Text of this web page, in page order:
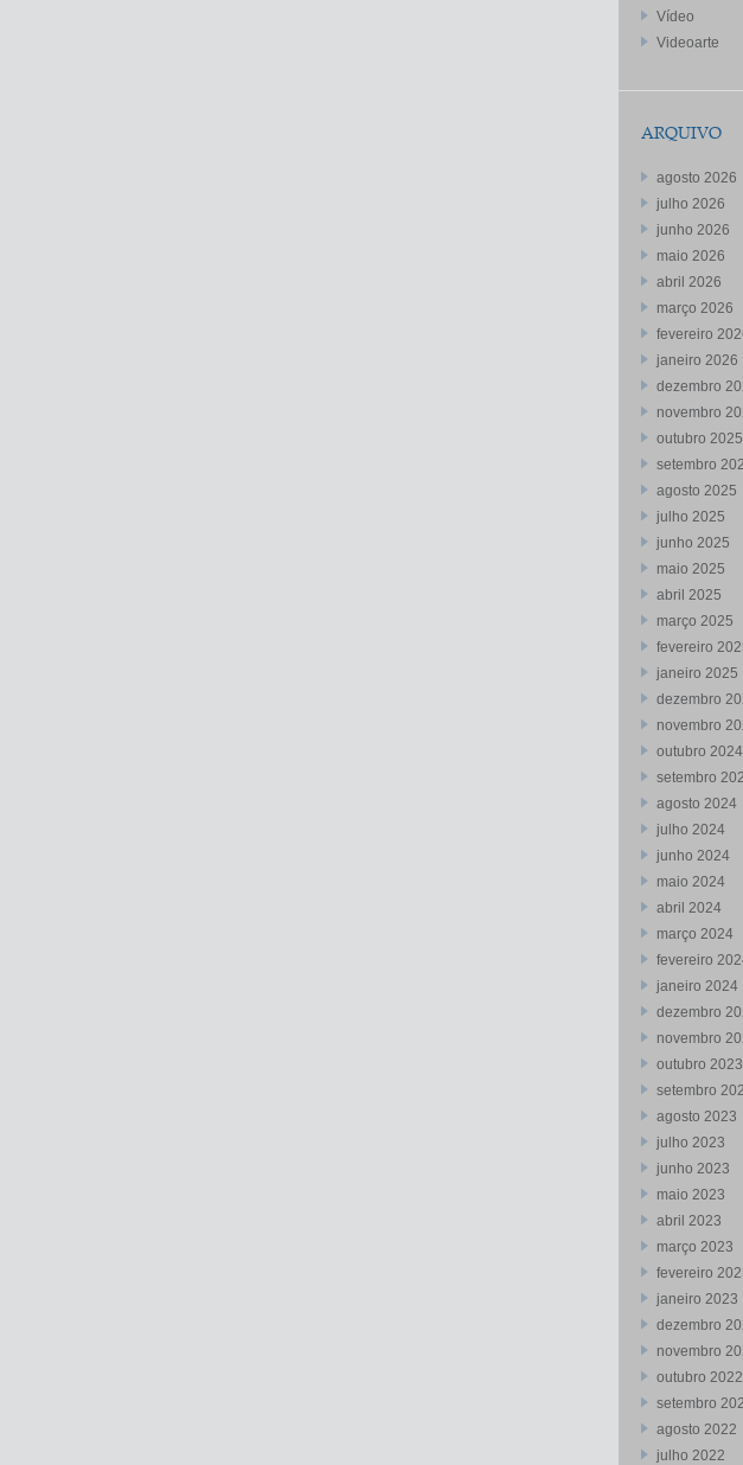
Vídeo
Videoarte
ARQUIVO
agosto 2026
julho 2026
junho 2026
maio 2026
abril 2026
março 2026
fevereiro
janeiro 2026
dezembro
novembro
outubro 2025
setembro
agosto 2025
julho 2025
junho 2025
maio 2025
abril 2025
março 2025
fevereiro
janeiro 2025
dezembro
novembro
outubro 2024
setembro
agosto 2024
julho 2024
junho 2024
maio 2024
abril 2024
março 2024
fevereiro
janeiro 2024
dezembro
novembro
outubro 2023
setembro
agosto 2023
julho 2023
junho 2023
maio 2023
abril 2023
março 2023
fevereiro
janeiro 2023
dezembro
novembro
outubro 2022
setembro
agosto 2022
julho 2022